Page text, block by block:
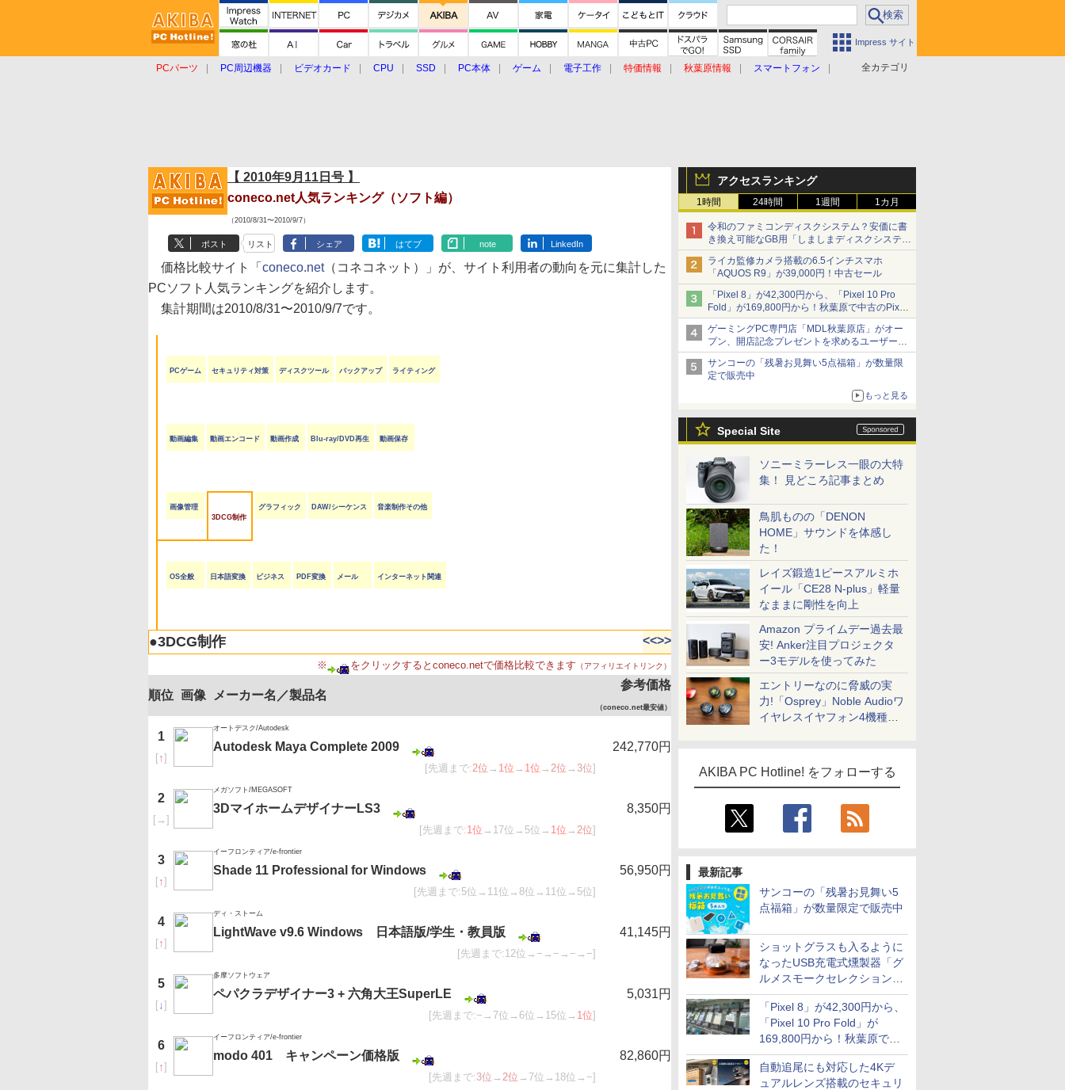
Impress サイト
全カテゴリ
PCパーツ PC周辺機器 ビデオカード CPU SSD PC本体 ゲーム 電子工作 特価情報 秋葉原情報
スマートフォン
アクセスランキング
1時間 24時間 1週間 1カ月
令和のファミコンディスクシステム？安価に書
き換え可能なGB用「しましまディスクシステ
ム」
ライカ監修カメラ搭載の6.5インチスマホ
「AQUOS R9」が39,000円！中古セール
「Pixel 8」が42,300円から、「Pixel 10 Pro
Fold」が169,800円から！秋葉原で中古のPixel
シリーズがお買い得
ゲーミングPC専門店「MDL秋葉原店」がオー
プン、開店記念プレゼントを求めるユーザーが
押し寄せ長蛇の列に
サンコーの「残暑お見舞い5点福箱」が数量限
定で販売中
もっと見る
Special Site
ソニーミラーレス一眼の大特
集！ 見どころ記事まとめ
鳥肌ものの「DENON
HOME」サウンドを体感し
た！
レイズ鍛造1ピースアルミホ
イール「CE28 N-plus」軽量
なままに剛性を向上
Amazon プライムデー過去最
安! Anker注目プロジェクタ
ー3モデルを使ってみた
エントリーなのに脅威の実
力!「Osprey」Noble Audioワ
イヤレスイヤフォン4機種を
AKIBA PC Hotline! をフォローする
最新記事
サンコーの「残暑お見舞い5
点福箱」が数量限定で販売中
ショットグラスも入るように
なったUSB充電式燻製器「グ
ルメスモークセレクション
2」がサンコーから
「Pixel 8」が42,300円から、
「Pixel 10 Pro Fold」が
169,800円から！秋葉原で中
古のPixelシリーズがお買い得
自動追尾にも対応した4Kデ
ュアルレンズ搭載のセキュリ
【 2010年9月11日号 】
coneco.net人気ランキング（ソフト編）
（2010/8/31〜2010/9/7）
ポスト リスト シェア はてブ note LinkedIn
価格比較サイト「 coneco.net（コネコネット）」が、サイト利用者の動向を元に集計した
PCソフト人気ランキングを紹介します。
集計期間は2010/8/31〜2010/9/7です。
PCゲーム セキュリティ対策 ディスクツール バックアップ ライティング
動画編集 動画エンコード 動画作成 Blu-ray/DVD再生 動画保存
画像管理
3DCG制作
グラフィック DAW/シーケンス 音楽制作その他
OS全般 日本語変換 ビジネス PDF変換 メール インターネット関連
●3DCG制作 <<>>
※ をクリックするとconeco.netで価格比較できます （アフィリエイトリンク）
順位 画像 メーカー名／製品名
参考価格
（coneco.net最安値）
1
[↑]
オートデスク/Autodesk
Autodesk Maya Complete 2009
[先週まで:2位 → 1位 → 1位 → 2位 → 3位]
242,770円
2
[→ ]
メガソフト/MEGASOFT
3DマイホームデザイナーLS3
[先週まで:1位 →17位→5位→ 1位 → 2位]
8,350円
3
[↑]
イーフロンティア/e-frontier
Shade 11 Professional for Windows
[先週まで:5位→11位→8位→11位→5位]
56,950円
4
[↑]
ディ・ストーム
LightWave v9.6 Windows 日本語版/学生・教員版
[先週まで:12位→−→−→−→−]
41,145円
5
[↓]
多摩ソフトウェア
ペパクラデザイナー3 + 六角大王SuperLE
[先週まで:−→7位→6位→15位→ 1位]
5,031円
6
[↑]
イーフロンティア/e-frontier
modo 401 キャンペーン価格版
[先週まで:3位 → 2位 →7位→18位→−]
82,860円